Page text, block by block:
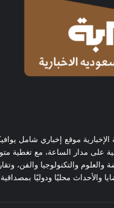
الإخبارية موقع إخباري شامل
على مدار الساعة، مع تغطية
والعلوم والتكنولوجيا والفن،
والأحداث محليًا ودوليًا